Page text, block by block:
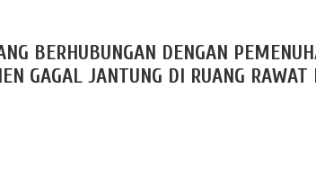
BERHUBUNGAN DENGAN
GAGAL JANTUNG DI RUANG RAWAT